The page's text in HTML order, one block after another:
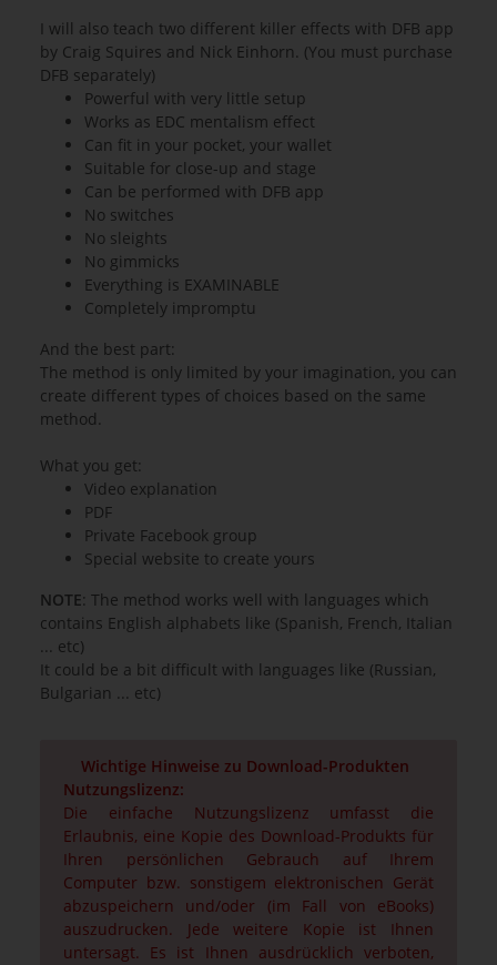
I will also teach two different killer effects with DFB app
by Craig Squires and Nick Einhorn. (You must purchase
DFB separately)
Powerful with very little setup
Works as EDC mentalism effect
Can fit in your pocket, your wallet
Suitable for close-up and stage
Can be performed with DFB app
No switches
No sleights
No gimmicks
Everything is EXAMINABLE
Completely impromptu
And the best part:
The method is only limited by your imagination, you can
create different types of choices based on the same
method.
What you get:
Video explanation
PDF
Private Facebook group
Special website to create yours
NOTE: The method works well with languages which
contains English alphabets like (Spanish, French, Italian
... etc)
It could be a bit difficult with languages like (Russian,
Bulgarian ... etc)
Wichtige Hinweise zu Download-Produkten
Nutzungslizenz:
Die einfache Nutzungslizenz umfasst die
Erlaubnis, eine Kopie des Download-Produkts für
Ihren persönlichen Gebrauch auf Ihrem
Computer bzw. sonstigem elektronischen Gerät
abzuspeichern und/oder (im Fall von eBooks)
auszudrucken. Jede weitere Kopie ist Ihnen
untersagt. Es ist Ihnen ausdrücklich verboten,